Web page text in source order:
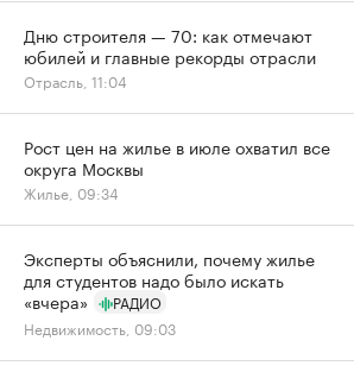
Дню строителя — 70: как отмечают
юбилей и главные рекорды отрасли
Отрасль, 11:04
Рост цен на жилье в июле охватил все
округа Москвы
Жилье, 09:34
Эксперты объяснили, почему жилье
для студентов надо было искать
«вчера»
РАДИО
Недвижимость, 09:03